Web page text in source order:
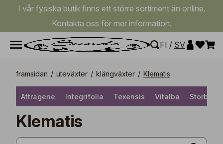
I vår fysiska butik finns ett större sortiment än online.
Kontakta oss för mer information.
FI / SV
framsidan / uteväxter / klängväxter / Klematis
Attragene Integrifolia Texensis Vitalba
Klematis